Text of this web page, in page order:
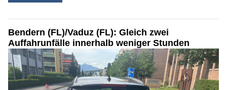
Bendern (FL)/Vaduz (FL): Gleich zwei
Auffahrunfälle innerhalb weniger Stunden